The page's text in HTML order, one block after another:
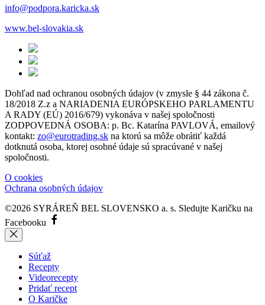
info@podpora.karicka.sk
www.bel-slovakia.sk
Dohľad nad ochranou osobných údajov (v zmysle § 44 zákona č.
18/2018 Z.z a NARIADENIA EURÓPSKEHO PARLAMENTU
A RADY (EÚ) 2016/679) vykonáva v našej spoločnosti
ZODPOVEDNÁ OSOBA: p. Bc. Katarína PAVLOVÁ, emailový
kontakt: zo@eurotrading.sk na ktorú sa môže obrátiť každá
dotknutá osoba, ktorej osobné údaje sú spracúvané v našej
spoločnosti.
O cookies
Ochrana osobných údajov
©2026 SYRÁREŇ BEL SLOVENSKO a. s. Sledujte Karičku na
Facebooku
Súťaž
Recepty
Videorecepty
Pridať recept
O Karičke